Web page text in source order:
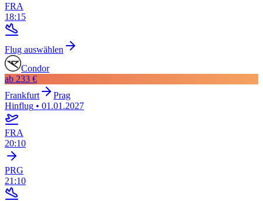
FRA
18:15
Flug auswählen
Condor
ab 233 €
Frankfurt
Prag
Hinflug • 01.01.2027
FRA
20:10
PRG
21:10